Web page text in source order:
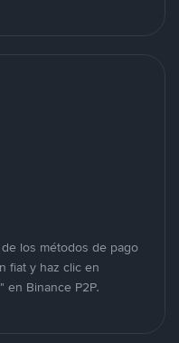
los métodos de pago
fiat y haz clic en
en Binance P2P.